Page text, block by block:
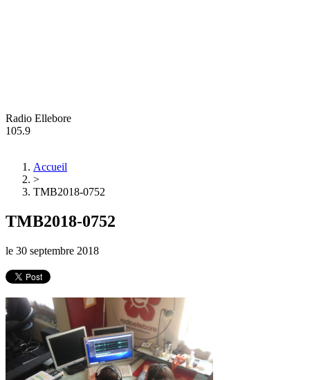
Radio Ellebore
105.9
Accueil
>
TMB2018-0752
TMB2018-0752
le 30 septembre 2018